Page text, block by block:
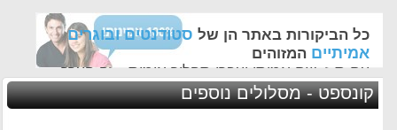
כל הביקורות באתר הן של סטודנטים ובוגרים
אמיתיים המזוהים
עם ת.ז, שם אמיתי ועברו תהליך אימות - זה הערך
החשוב לנו ביותר באתר
קונספט - מסלולים נוספים